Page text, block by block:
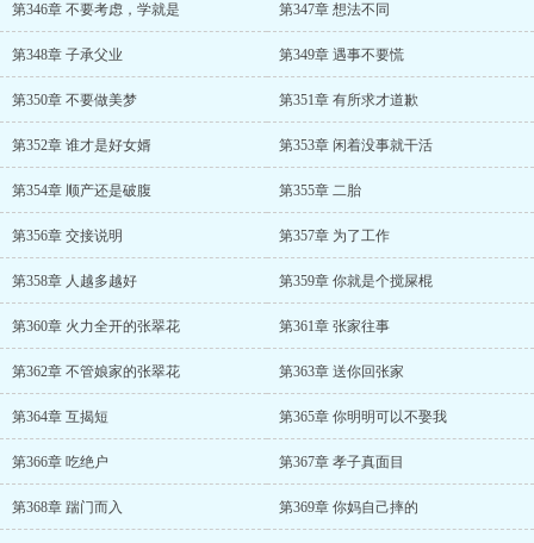
第346章 不要考虑，学就是 第347章 想法不同
第348章 子承父业 第349章 遇事不要慌
第350章 不要做美梦 第351章 有所求才道歉
第352章 谁才是好女婿 第353章 闲着没事就干活
第354章 顺产还是破腹 第355章 二胎
第356章 交接说明 第357章 为了工作
第358章 人越多越好 第359章 你就是个搅屎棍
第360章 火力全开的张翠花 第361章 张家往事
第362章 不管娘家的张翠花 第363章 送你回张家
第364章 互揭短 第365章 你明明可以不娶我
第366章 吃绝户 第367章 孝子真面目
第368章 踹门而入 第369章 你妈自己摔的